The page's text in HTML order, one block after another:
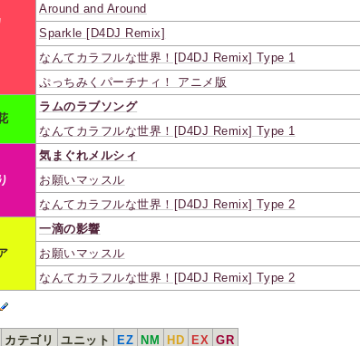
Around and Around
Sparkle [D4DJ Remix]
なんてカラフルな世界！[D4DJ Remix] Type 1
ぷっちみくパーチナィ！ アニメ版
ラムのラブソング
なんてカラフルな世界！[D4DJ Remix] Type 1
気まぐれメルシィ
お願いマッスル
なんてカラフルな世界！[D4DJ Remix] Type 2
一滴の影響
お願いマッスル
なんてカラフルな世界！[D4DJ Remix] Type 2
カテゴリ ユニット EZ NM HD EX GR